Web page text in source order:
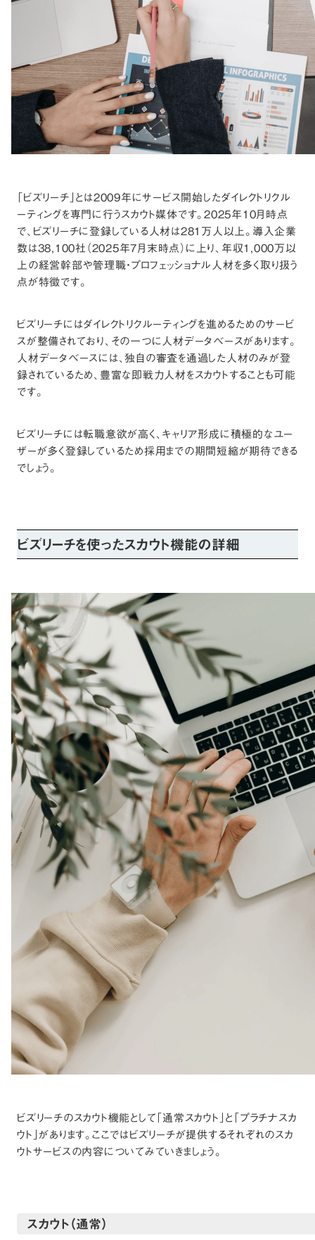
「ビズリーチ」とは2009年にサービス開始したダイレクトリクル
ーティングを専門に行うスカウト媒体です。2025年10月時点
で、ビズリーチに登録している人材は281万人以上。導入企業
数は38,100社（2025年7月末時点）に上り、年収1,000万以
上の経営幹部や管理職・プロフェッショナル人材を多く取り扱う
点が特徴です。
ビズリーチにはダイレクトリクルーティングを進めるためのサービ
スが整備されており、その一つに人材データベースがあります。
人材データベースには、独自の審査を通過した人材のみが登
録されているため、豊富な即戦力人材をスカウトすることも可能
です。
ビズリーチには転職意欲が高く、キャリア形成に積極的なユー
ザーが多く登録しているため採用までの期間短縮が期待できる
でしょう。
ビズリーチを使ったスカウト機能の詳細
ビズリーチのスカウト機能として「通常スカウト」と「プラチナスカ
ウト」があります。ここではビズリーチが提供するそれぞれのスカ
ウトサービスの内容についてみていきましょう。
スカウト（通常）